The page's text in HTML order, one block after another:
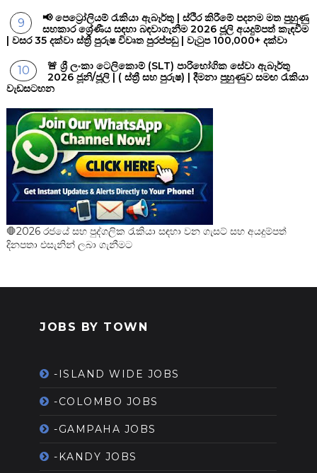
📢 පෙට්‍රෝලියම් රැකියා ඇබෑර්තු | ස්ථිර කිරීමේ පදනම මත පුහුණු
සහකාර ශ්‍රේණීය සඳහා බඳවාගැනීම 2026 ජූලි අයදුම්පත් කැඳවීම
| වසර 35 දක්වා ස්ත්‍රී පුරුෂ විවෘත පුරප්පඩු | වැටුප 100,000+ දක්වා
🚨 ශ්‍රී ලංකා ටෙලිකොම් (SLT) පාරිභෝගික සේවා ඇබෑර්තු
2026 ජූනි/ජූලි | ( ස්ත්‍රී සහ පුරුෂ) | දීමනා පුහුණුව සමඟ රැකියා
වැඩසටහන
🛑2026 රජයේ සහ පුද්ගලික රැකියා සඳහා වන ගැසට් සහ අයදුම්පත්
දිනපතා එසැනින් ලබා ගැනීමට
JOBS BY TOWN
-ISLAND WIDE JOBS
-COLOMBO JOBS
-GAMPAHA JOBS
-KANDY JOBS